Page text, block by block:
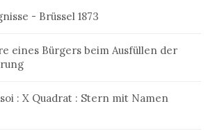
- Brüssel 1873
eines Bürgers beim Ausfüllen der
: X Quadrat : Stern mit Namen